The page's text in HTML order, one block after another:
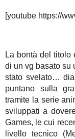
[youtube https://
La bontà del titolo
di un vg basato su
stato svelato…
puntano sulla
tramite la serie
sviluppati a
Games, le cui
livello tecnico